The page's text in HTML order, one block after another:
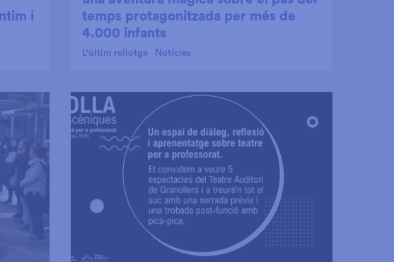
i
temps protagonitzada per més de
4.000 infants
L'últim rellotge Notícies